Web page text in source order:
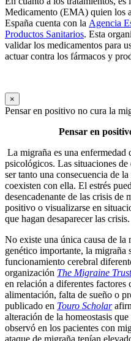
Medicamento (EMA) quien los
España cuenta con la Agencia
Productos Sanitarios. Esta
validar los medicamentos para
actuar contra los fármacos y
×
Pensar en positivo no cura la
Pensar en
La migraña es una enfermedad
psicológicos. Las situaciones de
ser tanto una consecuencia de
coexisten con ella. El estrés
desencadenante de las crisis de
positivo o visualizarse en
que hagan desaparecer las crisis.
No existe una única causa de
genético importante, la migraña
funcionamiento cerebral
organización The Migraine Trust
en relación a diferentes factores
alimentación, falta de sueño o
publicado en Touro Scholar
alteración de la homeostasis
observó en los pacientes con
ataque de migraña tenían